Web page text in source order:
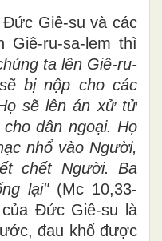
Giê-su và các
Giê-ru-sa-lem thì
ta lên Giê-ru-
bị nộp cho các
sẽ lên án xử tử
dân ngoại. Họ
nhổ vào Người,
chết Người. Ba
lại" (Mc 10,33-
Đức Giê-su là
đau khổ được